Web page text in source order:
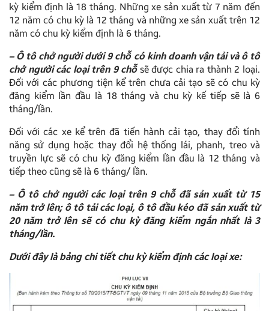
kỳ kiểm định là 18 tháng. Những xe sản xuất từ 7 năm đến
12 năm có chu kỳ là 12 tháng và những xe sản xuất trên 12
năm có chu kỳ kiểm định là 6 tháng.
– Ô tô chở người dưới 9 chỗ có kinh doanh vận tải và ô tô
chở người các loại trên 9 chỗsẽ được chia ra thành 2 loại.
Đối với các phương tiện kể trên chưa cải tạo sẽ có chu kỳ
đăng kiểm lần đầu là 18 tháng và chu kỳ kế tiếp sẽ là 6
tháng/lần.
Đối với các xe kể trên đã tiến hành cải tạo, thay đổi tính
năng sử dụng hoặc thay đổi hệ thống lái, phanh, treo và
truyền lực sẽ có chu kỳ đăng kiểm lần đầu là 12 tháng và
tiếp theo cũng sẽ là 6 tháng/ lần.
– Ô tô chở người các loại trên 9 chỗ đã sản xuất từ 15
năm trở lên; ô tô tải các loại, ô tô đầu kéo đã sản xuất từ
20 năm trở lên sẽ có chu kỳ đăng kiểm ngắn nhất là 3
tháng/lần.
Dưới đây là bảng chi tiết chu kỳ kiểm định các loại xe: